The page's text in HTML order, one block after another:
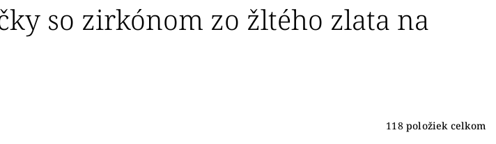
so zirkónom zo žltého zlata na
118položiek celkom